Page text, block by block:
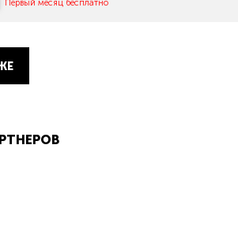
Первый месяц бесплатно